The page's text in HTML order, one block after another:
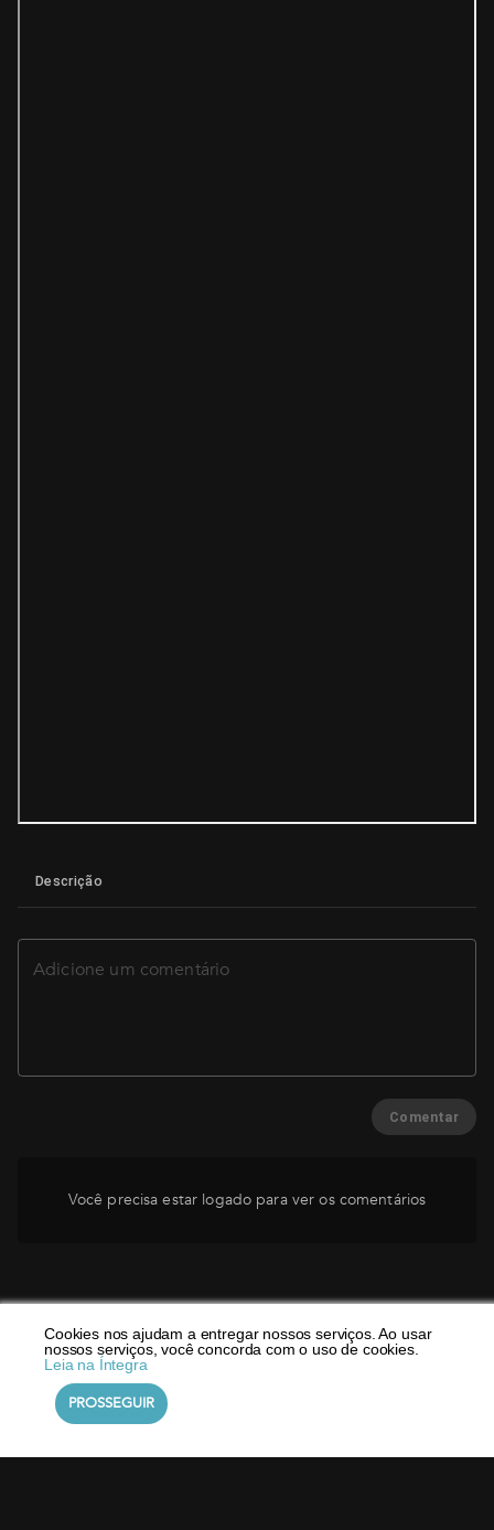
Descrição
Comentar
Você precisa estar logado para ver os comentários
Cookies nos ajudam a entregar nossos serviços. Ao usar
nossos serviços, você concorda com o uso de cookies.
Leia na Íntegra
PROSSEGUIR